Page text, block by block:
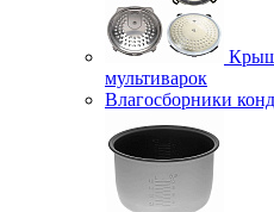
мультиварок
Влагосборники